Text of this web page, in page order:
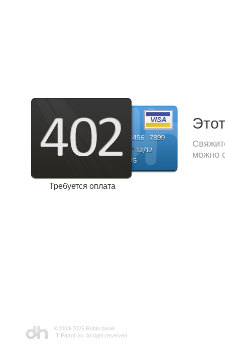
Требуется оплата
можно
©2004-2026 Robin panel
IT Patrol inc. All right reserved.